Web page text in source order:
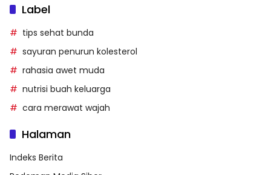
Label
tips sehat bunda
sayuran penurun kolesterol
rahasia awet muda
nutrisi buah keluarga
cara merawat wajah
Halaman
Indeks Berita